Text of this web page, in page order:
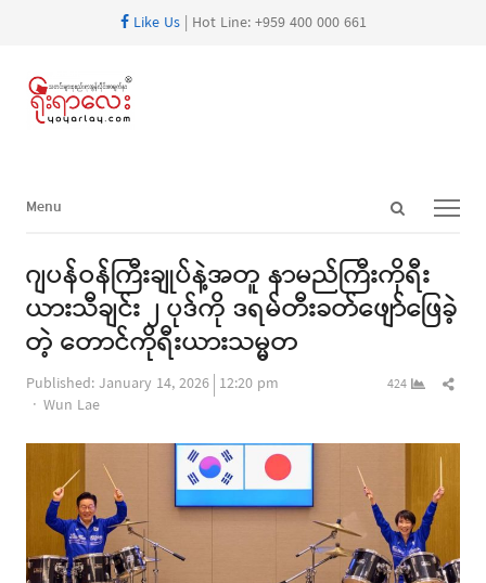
Like Us| Hot Line: +959 400 000 661
Open
panel
Menu
Menu
ဂျပန်ဝန်ကြီးချုပ်နဲ့အတူ နာမည်ကြီးကိုရီး
ယားသီချင်း ၂ ပုဒ်ကို ဒရမ်တီးခတ်ဖျော်ဖြေခဲ့
တဲ့ တောင်ကိုရီးယားသမ္မတ
Published:January 14, 2026 12:20 pm
Author
Wun Lae
424